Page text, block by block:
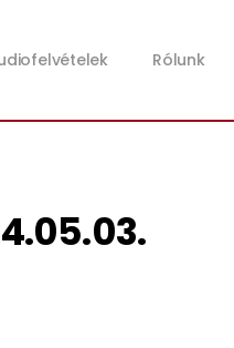
Rólunk